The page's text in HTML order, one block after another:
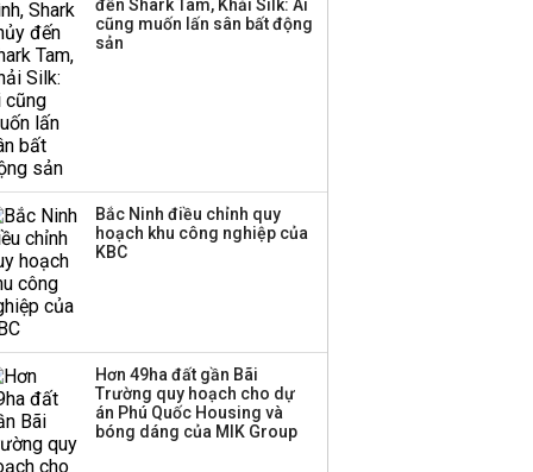
đến Shark Tam, Khải Silk: Ai
cũng muốn lấn sân bất động
sản
Bắc Ninh điều chỉnh quy
hoạch khu công nghiệp của
KBC
Hơn 49ha đất gần Bãi
Trường quy hoạch cho dự
án Phú Quốc Housing và
bóng dáng của MIK Group